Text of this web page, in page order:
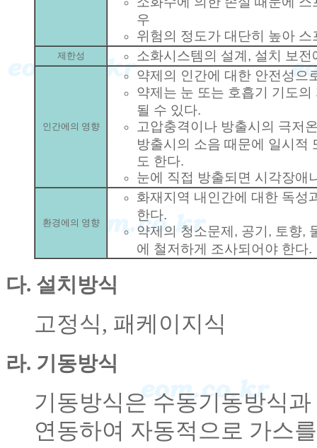
우
위험의 정도가 대단히 높아
제한성 소화시스템의 설계, 설치 보전
인간에의 영향
약제의 인간에 대한 안전성으
약제는 눈 또는 호흡기 기도
될 수 있다.
고압충격이나 방출시의 극저
방출시의 소음 때문에 일시적
도 한다.
눈에 직접 방출되면 시각장애
환경에의 영향
화재지역 내인간에 대한 독성
한다.
약제의 청소문제, 공기, 토향,
에 철저하게 조사되어야 한다.
다. 설치방식
고정식, 패케이지식
라. 기동방식
기동방식은 수동기동방식
연동하여 자동적으로 가스